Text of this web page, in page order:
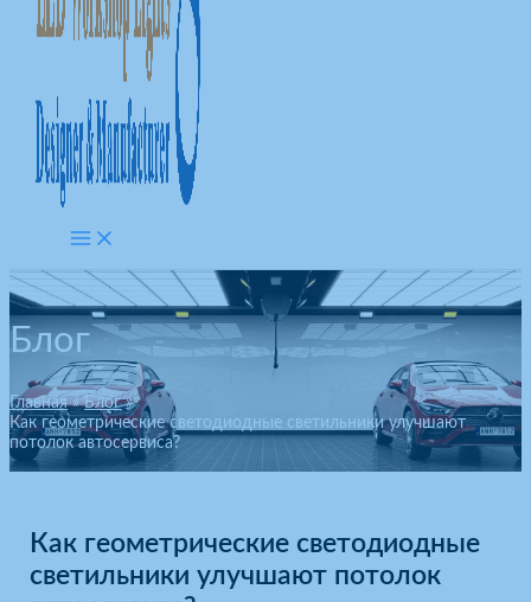
Блог
Главная
Блог
Как геометрические светодиодные светильники улучшают
потолок автосервиса?
Как геометрические светодиодные
светильники улучшают потолок